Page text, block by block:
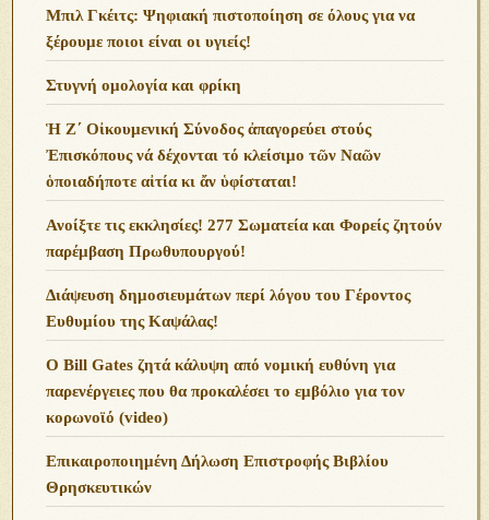
Μπιλ Γκέιτς: Ψηφιακή πιστοποίηση σε όλους για να
ξέρουμε ποιοι είναι οι υγιείς!
Στυγνή ομολογία και φρίκη
Ἡ Ζ΄ Οἰκουμενική Σύνοδος ἀπαγορεύει στούς
Ἐπισκόπους νά δέχονται τό κλείσιμο τῶν Ναῶν
ὁποιαδήποτε αἰτία κι ἄν ὑφίσταται!
Ανoίξτε τις εκκλησίες! 277 Σωματεία και Φορείς ζητούν
παρέμβαση Πρωθυπουργού!
Διάψευση δημοσιευμάτων περί λόγου του Γέροντος
Ευθυμίου της Καψάλας!
O Bill Gates ζητά κάλυψη από νομική ευθύνη για
παρενέργειες που θα προκαλέσει το εμβόλιο για τον
κορωνοϊό (video)
Επικαιροποιημένη Δήλωση Επιστροφής Βιβλίου
Θρησκευτικών